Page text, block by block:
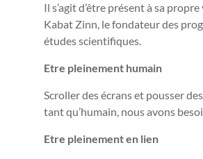
Il s’agit d’être présent à sa
Kabat Zinn, le fondateur des
études scientifiques.
Etre pleinement humain
Scroller des écrans et pousser
tant qu’humain, nous avons
Etre pleinement en lien